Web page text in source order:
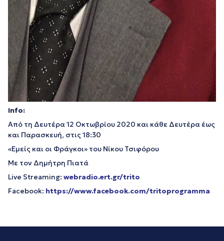
Info:
Από τη Δευτέρα 12 Οκτωβρίου 2020 και κάθε Δευτέρα έως
και Παρασκευή, στις 18:30
«Εμείς και οι Φράγκοι» του Νίκου Τσιφόρου
Με τον Δημήτρη Πιατά
Live Streaming: webradio.ert.gr/trito
Facebook: https://www.facebook.com/tritoprogramma